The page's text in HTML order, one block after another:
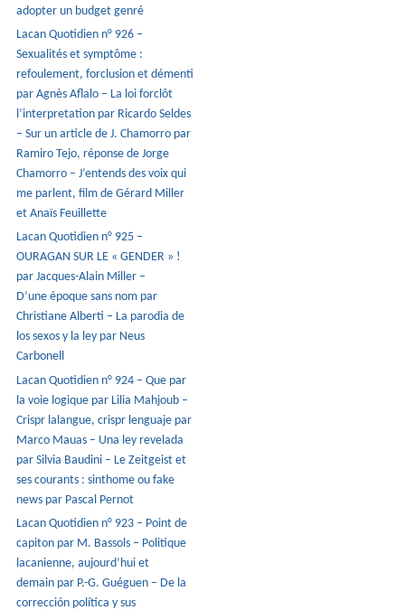
adopter un budget genré
Lacan Quotidien n° 926 –
Sexualités et symptôme :
refoulement, forclusion et démenti
par Agnès Aflalo – La loi forclôt
l’interpretation par Ricardo Seldes
– Sur un article de J. Chamorro par
Ramiro Tejo, réponse de Jorge
Chamorro – J’entends des voix qui
me parlent, film de Gérard Miller
et Anaïs Feuillette
Lacan Quotidien n° 925 –
OURAGAN SUR LE « GENDER » !
par Jacques-Alain Miller –
D’une époque sans nom par
Christiane Alberti – La parodia de
los sexos y la ley par Neus
Carbonell
Lacan Quotidien n° 924 – Que par
la voie logique par Lilia Mahjoub –
Crispr lalangue, crispr lenguaje par
Marco Mauas – Una ley revelada
par Silvia Baudini – Le Zeitgeist et
ses courants : sinthome ou fake
news par Pascal Pernot
Lacan Quotidien n° 923 – Point de
capiton par M. Bassols – Politique
lacanienne, aujourd’hui et
demain par P.-G. Guéguen – De la
corrección política y sus